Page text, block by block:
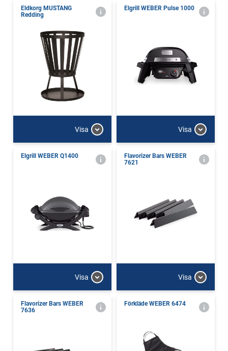
Eldkorg MUSTANG
Redding
Visa
Elgrill WEBER Pulse 1000
Visa
Elgrill WEBER Q1400
Visa
Flavorizer Bars WEBER
7621
Visa
Flavorizer Bars WEBER
7636
Förkläde WEBER 6474